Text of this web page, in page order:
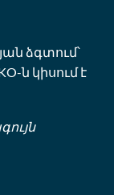
ձգտում՝
ն կիսում է